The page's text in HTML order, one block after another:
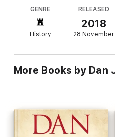
bukása, amelyet máglyák tüze
Dan Jones a templomosok 200
egyes állomását bemutatja: a
látogató zarándokok tömegeit;
küzdelmeiket a keresztes
szaracénok, mongolok és a
vagyonukra és kincseikre
Kelemen pápa segítségével
GENRE
History
RELEASED
2018
28 November
More Books by Dan